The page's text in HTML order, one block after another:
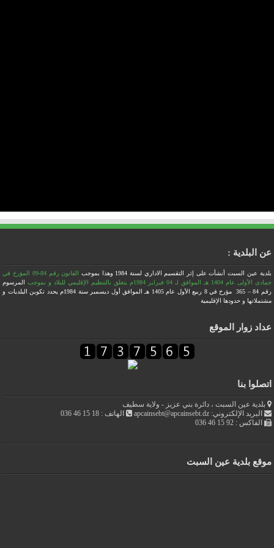
عن البلدية :
بلدية عين السبت أنشأت على إثر التقسيم الاداري لسنة 1984 وهذا بموجب
القانون رقم 84-09 المؤرخ في
جمادى الأولى عام 1404 هـ الموافق لـ 04 فبراير 1984م يتعلق بالتنظيم الإقليمي للبلاد
و بموجب المرسوم
رقم 84 – 365 مؤرخ في 8 ربيع الأول عام 1405 هـ الموافق أول ديسمبر سنة 1984م يحدد تكوين البلديات و
مشتملاتها و حدودها الإقليمية
عداد زوار الموقع
اتصلوا بنا
بلدية عين السبت ، دائرة بني عزيز - ولاية سطيف
البريد الإلكتروني: apcainsebt@apcainsebt.dz
الهاتف : 18 15 46 036
الفاكس : 92 15 46 036
موقع بلدية عين السبت